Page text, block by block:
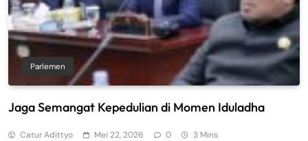
Parlemen
Jaga Semangat Kepedulian di Momen Iduladha
Catur Adittyo Mei 22, 2026 0 3 Mins